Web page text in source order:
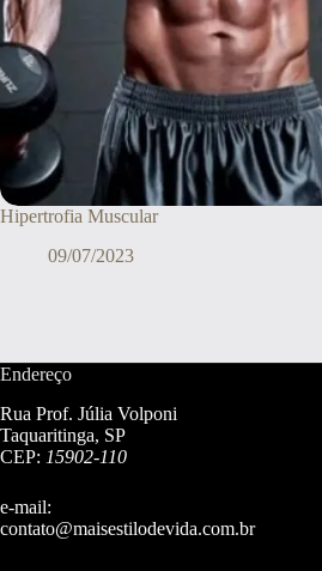
Hipertrofia Muscular
09/07/2023
Endereço
Rua Prof. Júlia Volponi
Taquaritinga, SP
CEP: 15902-110
e-mail:
contato@maisestilodevida.com.br